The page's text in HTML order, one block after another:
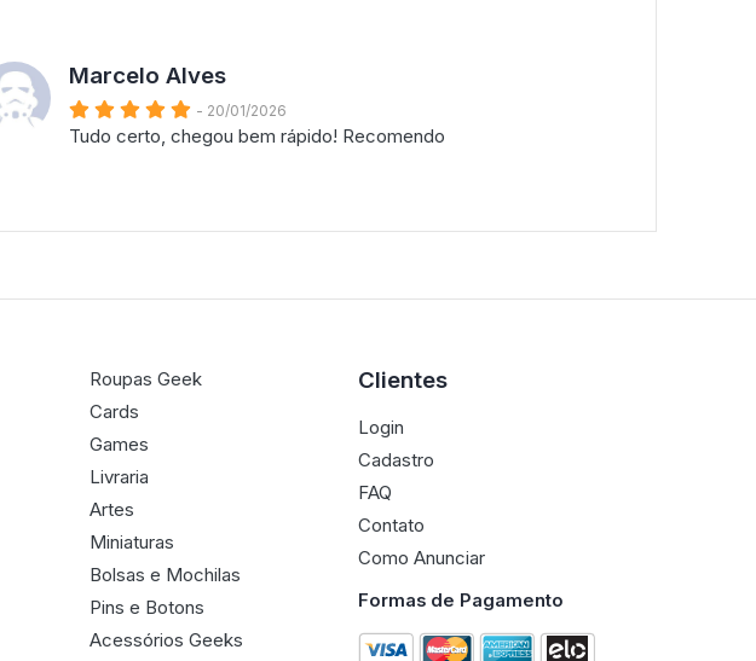
Marcelo Alves
- 20/01/2026
Tudo certo, chegou bem rápido! Recomendo
Roupas Geek
Cards
Games
Livraria
Artes
Miniaturas
Bolsas e Mochilas
Pins e Botons
Acessórios Geeks
Clientes
Login
Cadastro
FAQ
Contato
Como Anunciar
Formas de Pagamento